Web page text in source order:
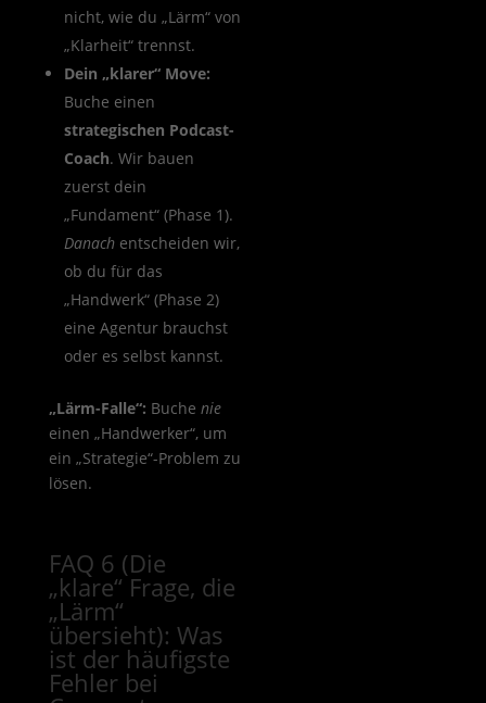
nicht, wie du „Lärm“ von
„Klarheit“ trennst.
Dein „klarer“ Move:
strategischen Podcast-
Coach. Wir bauen
zuerst dein
Danach entscheiden wir,
ob du für das
„Handwerk“ (Phase 2)
eine Agentur brauchst
oder es selbst kannst.
„Lärm-Falle“: Buche nie
einen „Handwerker“, um
ein „Strategie“-Problem zu
lösen.
FAQ 6 (Die
„klare“ Frage, die
„Lärm“
übersieht): Was
ist der häufigste
Fehler bei